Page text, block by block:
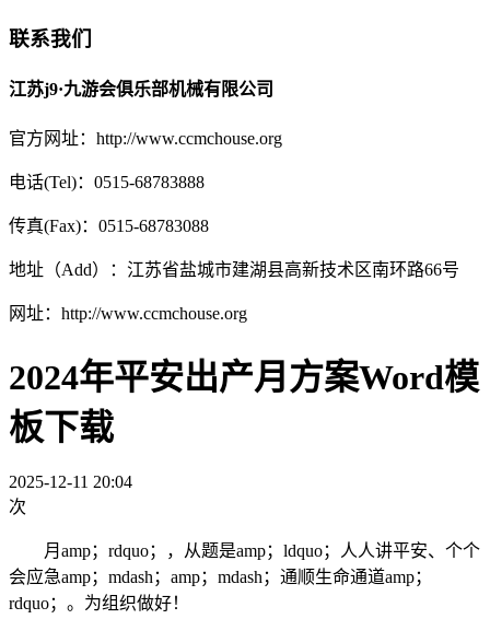
联系我们
江苏j9·九游会俱乐部机械有限公司
官方网址：http://www.ccmchouse.org
电话(Tel)：0515-68783888
传真(Fax)：0515-68783088
地址（Add）：江苏省盐城市建湖县高新技术区南环路66号
网址：http://www.ccmchouse.org
2024年平安出产月方案Word模
板下载
2025-12-11 20:04
次
月amp；rdquo；，从题是amp；ldquo；人人讲平安、个个
会应急amp；mdash；amp；mdash；通顺生命通道amp；
rdquo；。为组织做好！